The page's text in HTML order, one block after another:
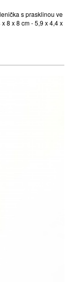
s prasklinou ve
8 x 8 cm - 5,9 x 4,4 x